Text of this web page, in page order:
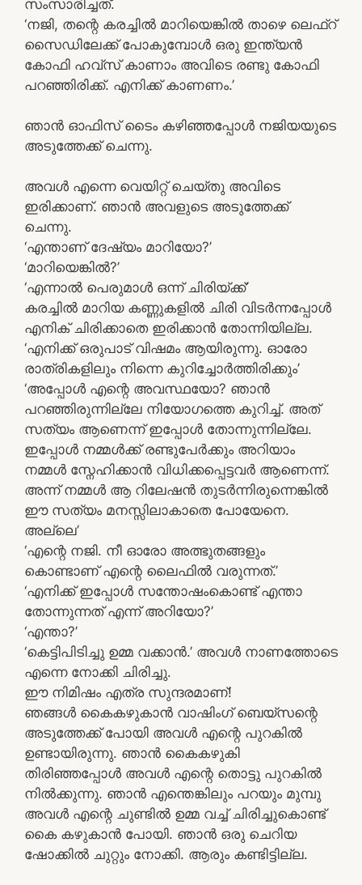
സംസാരിച്ചത്.
‘നജി, തന്റെ കരച്ചിൽ മാറിയെങ്കിൽ താഴെ ലെഫ്റ്
സൈഡിലേക്ക് പോകുമ്പോൾ ഒരു ഇന്ത്യൻ
കോഫി ഹവ്സ് കാണാം അവിടെ രണ്ടു കോഫി
പറഞ്ഞിരിക്ക്. എനിക്ക് കാണണം.’
ഞാൻ ഓഫിസ് ടൈം കഴിഞ്ഞപ്പോൾ നജിയയുടെ
അടുത്തേക്ക് ചെന്നു.
അവൾ എന്നെ വെയിറ്റ് ചെയ്തു അവിടെ
ഇരിക്കാണ്. ഞാൻ അവളുടെ അടുത്തേക്ക്
ചെന്നു.
‘എന്താണ് ദേഷ്യം മാറിയോ?’
‘മാറിയെങ്കിൽ?’
‘എന്നാൽ പെരുമാൾ ഒന്ന് ചിരിയ്ക്ക്’
കരച്ചിൽ മാറിയ കണ്ണുകളിൽ ചിരി വിടർന്നപ്പോൾ
എനിക് ചിരിക്കാതെ ഇരിക്കാൻ തോന്നിയില്ല.
‘എനിക്ക് ഒരുപാട് വിഷമം ആയിരുന്നു. ഓരോ
രാത്രികളിലും നിന്നെ കുറിച്ചോർത്തിരിക്കും’
‘അപ്പോൾ എന്റെ അവസ്ഥയോ? ഞാൻ
പറഞ്ഞിരുന്നില്ലേ നിയോഗത്തെ കുറിച്ച്. അത്
സത്യം ആണെന്ന് ഇപ്പോൾ തോന്നുന്നില്ലേ.
ഇപ്പോൾ നമ്മൾക്ക് രണ്ടുപേർക്കും അറിയാം
നമ്മൾ സ്നേഹിക്കാൻ വിധിക്കപ്പെട്ടവർ ആണെന്ന്.
അന്ന് നമ്മൾ ആ റിലേഷൻ തുടർന്നിരുന്നെങ്കിൽ
ഈ സത്യം മനസ്സിലാകാതെ പോയേനെ.
അല്ലെ’
‘എന്റെ നജി. നീ ഓരോ അത്ഭുതങ്ങളും
കൊണ്ടാണ് എന്റെ ലൈഫിൽ വരുന്നത്.’
‘എനിക്ക് ഇപ്പോൾ സന്തോഷംകൊണ്ട് എന്താ
തോന്നുന്നത് എന്ന് അറിയോ?’
‘എന്താ?’
‘കെട്ടിപിടിച്ചു ഉമ്മ വക്കാൻ.’ അവൾ നാണത്തോടെ
എന്നെ നോക്കി ചിരിച്ചു.
ഈ നിമിഷം എത്ര സുന്ദരമാണ്!
ഞങ്ങൾ കൈകഴുകാൻ വാഷിംഗ് ബെയ്സന്റെ
അടുത്തേക്ക് പോയി അവൾ എന്റെ പുറകിൽ
ഉണ്ടായിരുന്നു. ഞാൻ കൈകഴുകി
തിരിഞ്ഞപ്പോൾ അവൾ എന്റെ തൊട്ടു പുറകിൽ
നിൽക്കുന്നു. ഞാൻ എന്തെങ്കിലും പറയും മുമ്പു
അവൾ എന്റെ ചുണ്ടിൽ ഉമ്മ വച്ച് ചിരിച്ചുകൊണ്ട്
കൈ കഴുകാൻ പോയി. ഞാൻ ഒരു ചെറിയ
ഷോക്കിൽ ചുറ്റും നോക്കി. ആരും കണ്ടിട്ടില്ല.